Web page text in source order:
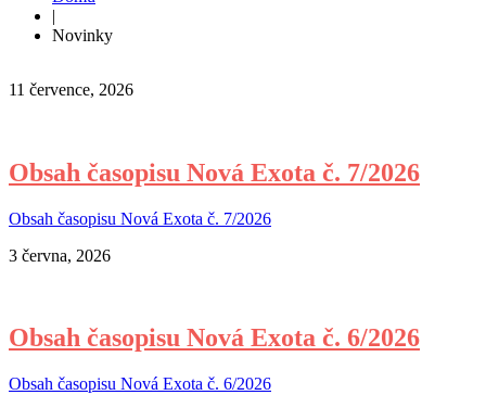
|
Novinky
11 července, 2026
Obsah časopisu Nová Exota č. 7/2026
Obsah časopisu Nová Exota č. 7/2026
3 června, 2026
Obsah časopisu Nová Exota č. 6/2026
Obsah časopisu Nová Exota č. 6/2026